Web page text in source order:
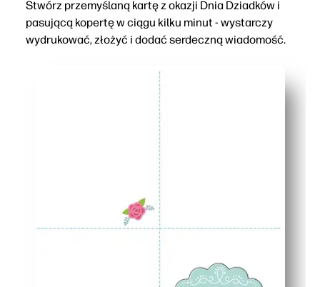
Stwórz przemyślaną kartę z okazji Dnia Dziadków i
pasującą kopertę w ciągu kilku minut - wystarczy
wydrukować, złożyć i dodać serdeczną wiadomość.
Pobieranie, drukowanie, wycinanie, składanie - nie
Zachęca dzieci do personalizacji za pomocą
Idealne do sal lekcyjnych, rzemiosła w domu lub
Skoordynowany zestaw kart i kopert wygląda na